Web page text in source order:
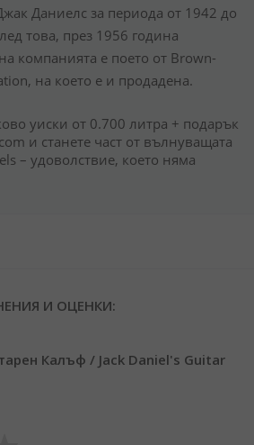
Даниелс за периода от 1942 до
това, през 1956 година
компанията е поето от Brown-
на което е и продадена.
уиски от 0.700 литра + подарък
и станете част от вълнуващата
– удоволствие, което няма
И ОЦЕНКИ:
Калъф / Jack Daniel's Guitar